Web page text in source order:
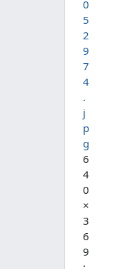
0
5
2
9
7
4
.
j
p
g
6
4
0
×
3
6
9